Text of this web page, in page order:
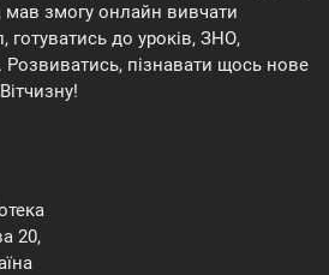
мав змогу онлайн вивчати
готуватись до уроків, ЗНО,
Розвиватись, пізнавати щось нове
20,